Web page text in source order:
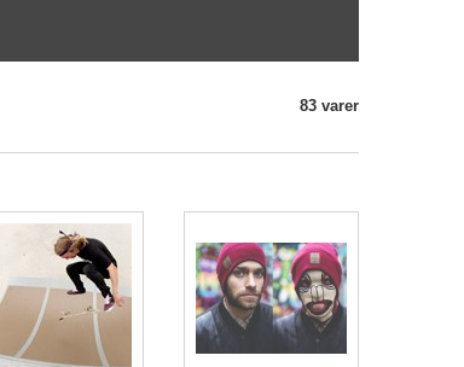
83 varer